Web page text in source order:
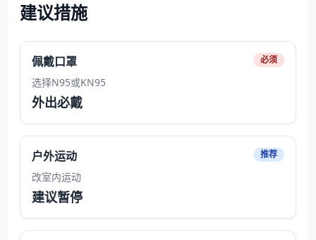
建议措施
佩戴口罩 必须
选择N95或KN95
外出必戴
户外运动 推荐
改室内运动
建议暂停